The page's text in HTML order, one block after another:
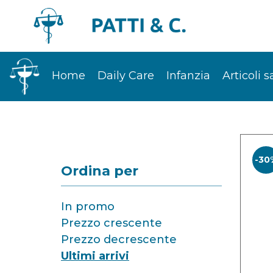
Home Daily Care Infanzia Articoli
Ordina per
In promo
Prezzo crescente
Prezzo decrescente
Ultimi arrivi
-